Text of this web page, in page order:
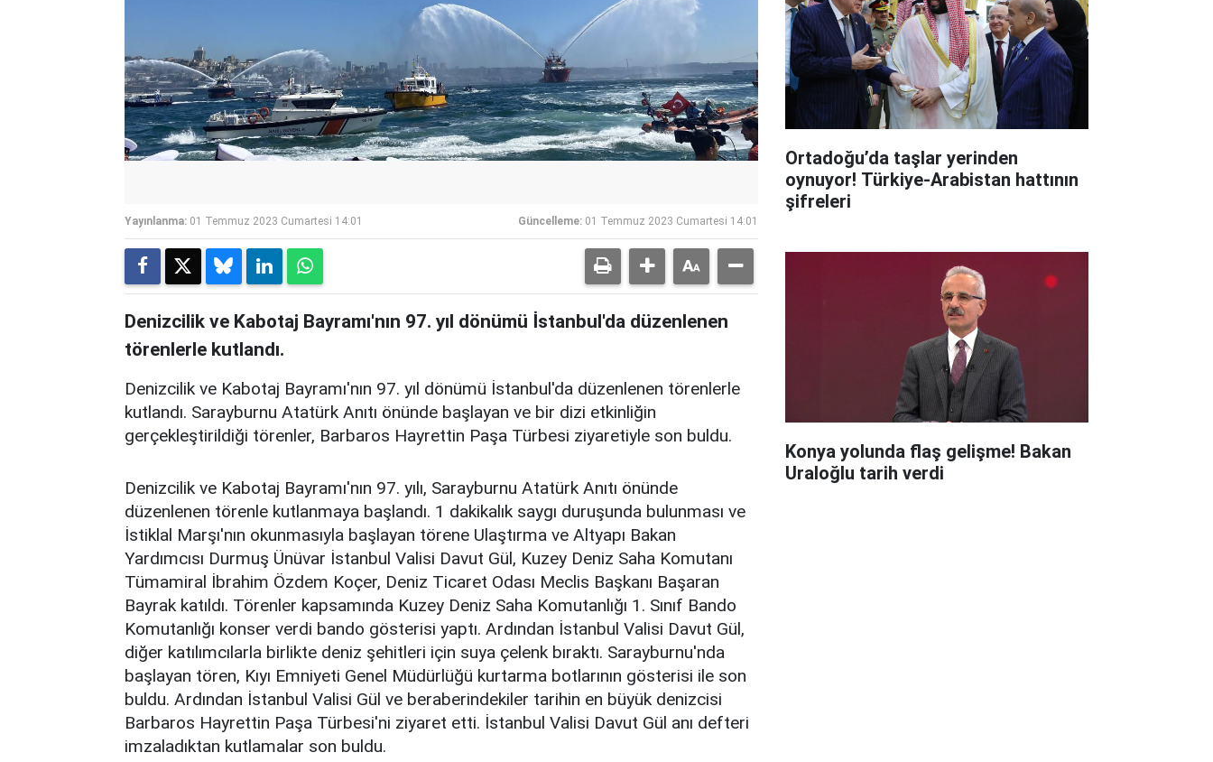
Yayınlanma: 01 Temmuz 2023 Cumartesi 14:01 Güncelleme: 01 Temmuz 2023 Cumartesi 14:01
Denizcilik ve Kabotaj Bayramı'nın 97. yıl dönümü İstanbul'da düzenlenen
törenlerle kutlandı.
Denizcilik ve Kabotaj Bayramı'nın 97. yıl dönümü İstanbul'da düzenlenen törenlerle
kutlandı. Sarayburnu Atatürk Anıtı önünde başlayan ve bir dizi etkinliğin
gerçekleştirildiği törenler, Barbaros Hayrettin Paşa Türbesi ziyaretiyle son buldu.
Denizcilik ve Kabotaj Bayramı'nın 97. yılı, Sarayburnu Atatürk Anıtı önünde
düzenlenen törenle kutlanmaya başlandı. 1 dakikalık saygı duruşunda bulunması ve
İstiklal Marşı'nın okunmasıyla başlayan törene Ulaştırma ve Altyapı Bakan
Yardımcısı Durmuş Ünüvar İstanbul Valisi Davut Gül, Kuzey Deniz Saha Komutanı
Tümamiral İbrahim Özdem Koçer, Deniz Ticaret Odası Meclis Başkanı Başaran
Bayrak katıldı. Törenler kapsamında Kuzey Deniz Saha Komutanlığı 1. Sınıf Bando
Komutanlığı konser verdi bando gösterisi yaptı. Ardından İstanbul Valisi Davut Gül,
diğer katılımcılarla birlikte deniz şehitleri için suya çelenk bıraktı. Sarayburnu'nda
başlayan tören, Kıyı Emniyeti Genel Müdürlüğü kurtarma botlarının gösterisi ile son
buldu. Ardından İstanbul Valisi Gül ve beraberindekiler tarihin en büyük denizcisi
Barbaros Hayrettin Paşa Türbesi'ni ziyaret etti. İstanbul Valisi Davut Gül anı defteri
imzaladıktan kutlamalar son buldu.
Ortadoğu’da taşlar yerinden
oynuyor! Türkiye-Arabistan hattının
şifreleri
Konya yolunda flaş gelişme! Bakan
Uraloğlu tarih verdi